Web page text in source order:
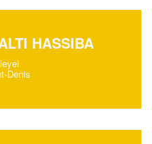
HASSIBA
Denis